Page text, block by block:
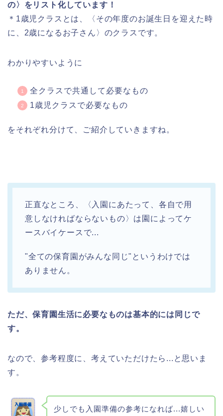
の〉をリスト化しています！
＊1歳児クラスとは、〈その年度のお誕生日を迎えた時
に、2歳になるお子さん〉のクラスです。
わかりやすいように
全クラスで共通して必要なもの
1歳児クラスで必要なもの
をそれぞれ分けて、ご紹介していきますね。
正直なところ、〈入園にあたって、各自で用
意しなければならないもの〉は園によってケ
ースバイケースで...
"全ての保育園がみんな同じ"というわけでは
ありません。
ただ、保育園生活に必要なものは基本的には同じで
す。
なので、参考程度に、考えていただけたら...と思いま
す。
少しでも入園準備の参考になれば...嬉しい